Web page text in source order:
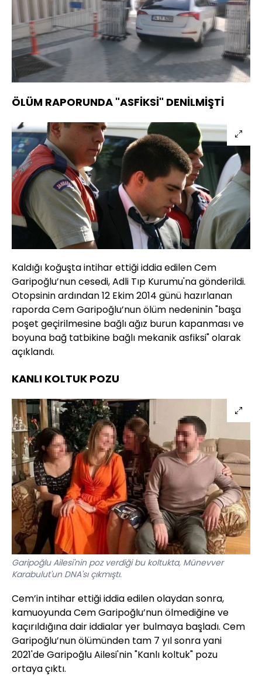
Sesi
Aç
Oynatma
Hızı
ÖLÜM RAPORUNDA "ASFİKSİ" DENİLMİŞTİ
Kaldığı koğuşta intihar ettiği iddia edilen Cem
Garipoğlu’nun cesedi, Adli Tıp Kurumu'na gönderildi.
Otopsinin ardından 12 Ekim 2014 günü hazırlanan
raporda Cem Garipoğlu’nun ölüm nedeninin "başa
poşet geçirilmesine bağlı ağız burun kapanması ve
boyuna bağ tatbikine bağlı mekanik asfiksi" olarak
açıklandı.
KANLI KOLTUK POZU
Garipoğlu Ailesi'nin poz verdiği bu koltukta, Münevver
Karabulut'un DNA'sı çıkmıştı.
Cem’in intihar ettiği iddia edilen olaydan sonra,
kamuoyunda Cem Garipoğlu’nun ölmediğine ve
kaçırıldığına dair iddialar yer bulmaya başladı. Cem
Garipoğlu’nun ölümünden tam 7 yıl sonra yani
2021'de Garipoğlu Ailesi'nin "Kanlı koltuk" pozu
ortaya çıktı.